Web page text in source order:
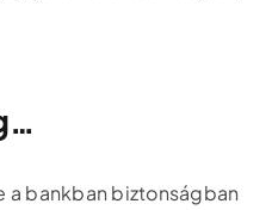
a bankban biztonságban